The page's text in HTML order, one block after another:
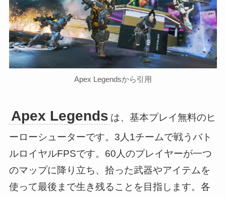
Apex Legendsから引用
Apex Legends は、基本プレイ無料のヒ
ーローシューターです。3人1チームで戦うバト
ルロイヤルFPSです。60人のプレイヤーが一つ
のマップに降り立ち、拾った武器やアイテムを
使って最後まで生き残ることを目指します。各